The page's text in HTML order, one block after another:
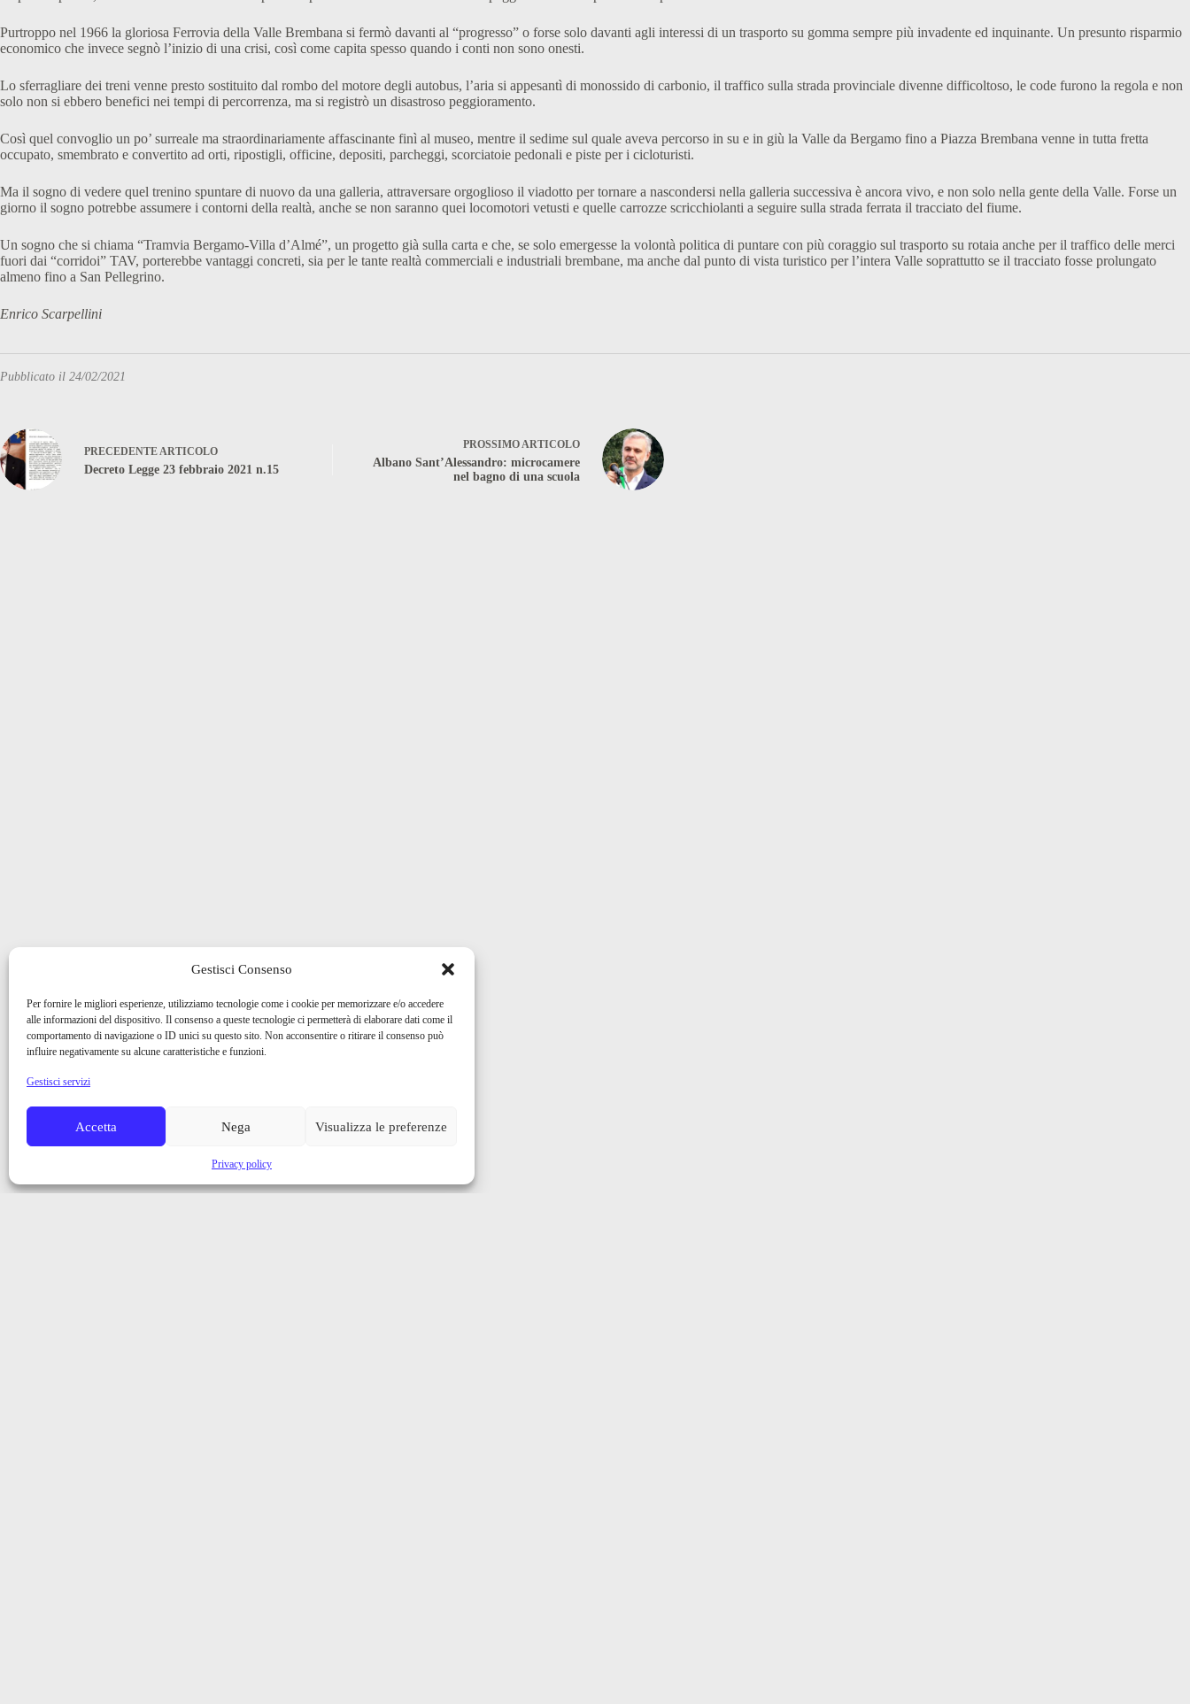
Gestisci Consenso
Per fornire le migliori esperienze, utilizziamo tecnologie come i cookie per memorizzare e/o accedere
alle informazioni del dispositivo. Il consenso a queste tecnologie ci permetterà di elaborare dati come il
comportamento di navigazione o ID unici su questo sito. Non acconsentire o ritirare il consenso può
influire negativamente su alcune caratteristiche e funzioni.
Gestisci servizi
Accetta Nega Visualizza le preferenze
Privacy policy
Purtroppo nel 1966 la gloriosa Ferrovia della Valle Brembana si fermò davanti al “progresso” o forse solo davanti agli interessi di un trasporto su gomma sempre più invadente ed inquinante. Un presunto risparmio
economico che invece segnò l’inizio di una crisi, così come capita spesso quando i conti non sono onesti.
Lo sferragliare dei treni venne presto sostituito dal rombo del motore degli autobus, l’aria si appesantì di monossido di carbonio, il traffico sulla strada provinciale divenne difficoltoso, le code furono la regola e non
solo non si ebbero benefici nei tempi di percorrenza, ma si registrò un disastroso peggioramento.
Così quel convoglio un po’ surreale ma straordinariamente affascinante finì al museo, mentre il sedime sul quale aveva percorso in su e in giù la Valle da Bergamo fino a Piazza Brembana venne in tutta fretta
occupato, smembrato e convertito ad orti, ripostigli, officine, depositi, parcheggi, scorciatoie pedonali e piste per i cicloturisti.
Ma il sogno di vedere quel trenino spuntare di nuovo da una galleria, attraversare orgoglioso il viadotto per tornare a nascondersi nella galleria successiva è ancora vivo, e non solo nella gente della Valle. Forse un
giorno il sogno potrebbe assumere i contorni della realtà, anche se non saranno quei locomotori vetusti e quelle carrozze scricchiolanti a seguire sulla strada ferrata il tracciato del fiume.
Un sogno che si chiama “Tramvia Bergamo-Villa d’Almé”, un progetto già sulla carta e che, se solo emergesse la volontà politica di puntare con più coraggio sul trasporto su rotaia anche per il traffico delle merci
fuori dai “corridoi” TAV, porterebbe vantaggi concreti, sia per le tante realtà commerciali e industriali brembane, ma anche dal punto di vista turistico per l’intera Valle soprattutto se il tracciato fosse prolungato
almeno fino a San Pellegrino.
Enrico Scarpellini
Pubblicato il 24/02/2021
PRECEDENTE ARTICOLO
Decreto Legge 23 febbraio 2021 n.15
PROSSIMO ARTICOLO
Albano Sant’Alessandro: microcamere
nel bagno di una scuola